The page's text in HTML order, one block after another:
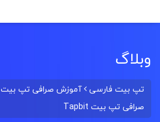
وبلاگ
تپ بیت فارسی آموزش صرافی تپ بیت
صرافی تپ بیت Tapbit